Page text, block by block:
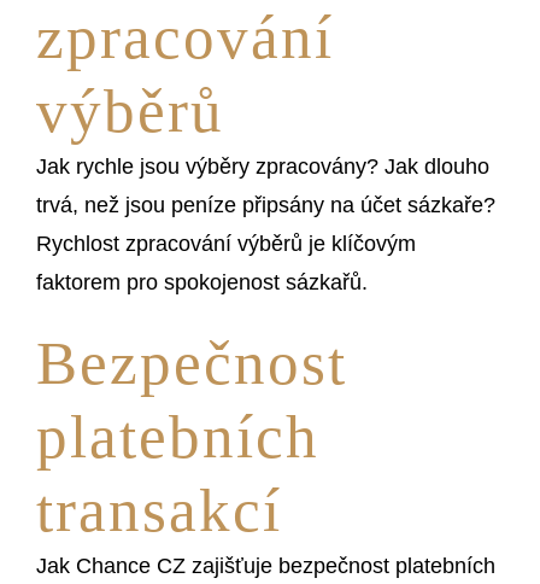
zpracování
výběrů
Jak rychle jsou výběry zpracovány? Jak dlouho
trvá, než jsou peníze připsány na účet sázkaře?
Rychlost zpracování výběrů je klíčovým
faktorem pro spokojenost sázkařů.
Bezpečnost
platebních
transakcí
Jak Chance CZ zajišťuje bezpečnost platebních